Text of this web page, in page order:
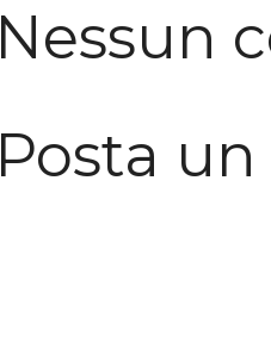
Nessun
Posta